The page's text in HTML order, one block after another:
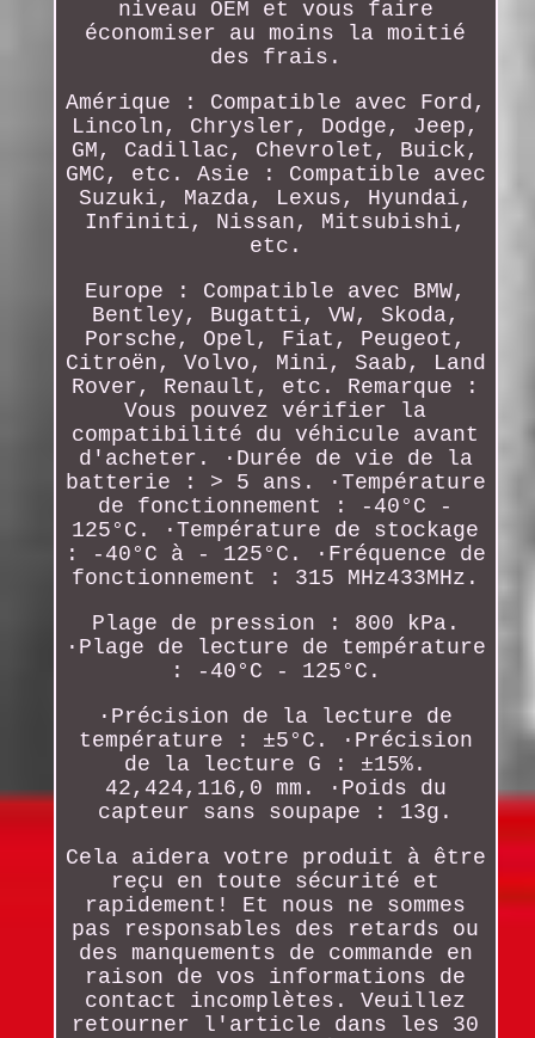
niveau OEM et vous faire
économiser au moins la moitié
des frais.
Amérique : Compatible avec Ford,
Lincoln, Chrysler, Dodge, Jeep,
GM, Cadillac, Chevrolet, Buick,
GMC, etc. Asie : Compatible avec
Suzuki, Mazda, Lexus, Hyundai,
Infiniti, Nissan, Mitsubishi,
etc.
Europe : Compatible avec BMW,
Bentley, Bugatti, VW, Skoda,
Porsche, Opel, Fiat, Peugeot,
Citroën, Volvo, Mini, Saab, Land
Rover, Renault, etc. Remarque :
Vous pouvez vérifier la
compatibilité du véhicule avant
d'acheter. ·Durée de vie de la
batterie : > 5 ans. ·Température
de fonctionnement : -40°C -
125°C. ·Température de stockage
: -40°C à - 125°C. ·Fréquence de
fonctionnement : 315 MHz433MHz.
Plage de pression : 800 kPa.
·Plage de lecture de température
: -40°C - 125°C.
·Précision de la lecture de
température : ±5°C. ·Précision
de la lecture G : ±15%.
42,424,116,0 mm. ·Poids du
capteur sans soupape : 13g.
Cela aidera votre produit à être
reçu en toute sécurité et
rapidement! Et nous ne sommes
pas responsables des retards ou
des manquements de commande en
raison de vos informations de
contact incomplètes. Veuillez
retourner l'article dans les 30